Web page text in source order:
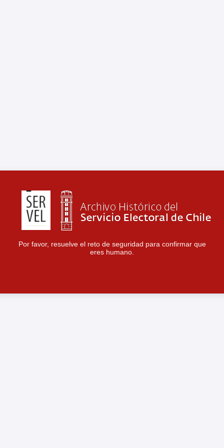
Por favor, resuelve el reto de seguridad para confirmar que
eres humano.